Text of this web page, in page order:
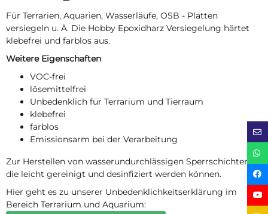
Für Terrarien, Aquarien, Wasserläufe, OSB - Platten
versiegeln u. Ä. Die Hobby Epoxidharz Versiegelung härtet
klebefrei und farblos aus.
Weitere Eigenschaften
VOC-frei
lösemittelfrei
Unbedenklich für Terrarium und Tierraum
klebefrei
farblos
Emissionsarm bei der Verarbeitung
Zur Herstellen von wasserundurchlässigen Sperrschichten,
die leicht gereinigt und desinfiziert werden können.
Hier geht es zu unserer Unbedenklichkeitserklärung im
Bereich Terrarium und Aquarium: